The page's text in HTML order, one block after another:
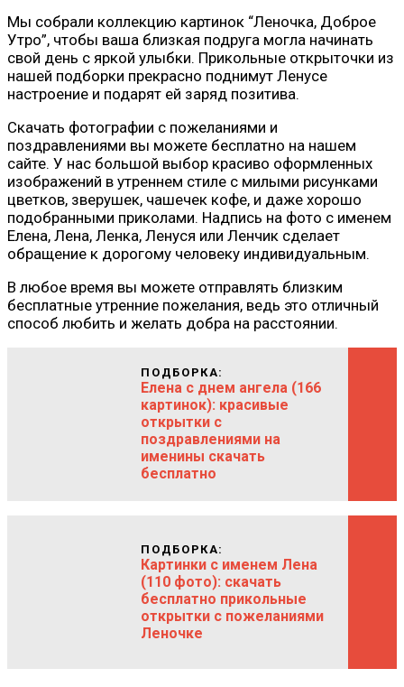
Мы собрали коллекцию картинок “Леночка, Доброе
Утро”, чтобы ваша близкая подруга могла начинать
свой день с яркой улыбки. Прикольные открыточки из
нашей подборки прекрасно поднимут Ленусе
настроение и подарят ей заряд позитива.
Скачать фотографии с пожеланиями и
поздравлениями вы можете бесплатно на нашем
сайте. У нас большой выбор красиво оформленных
изображений в утреннем стиле с милыми рисунками
цветков, зверушек, чашечек кофе, и даже хорошо
подобранными приколами. Надпись на фото с именем
Елена, Лена, Ленка, Ленуся или Ленчик сделает
обращение к дорогому человеку индивидуальным.
В любое время вы можете отправлять близким
бесплатные утренние пожелания, ведь это отличный
способ любить и желать добра на расстоянии.
ПОДБОРКА:
Елена с днем ангела (166
картинок): красивые
открытки с
поздравлениями на
именины скачать
бесплатно
ПОДБОРКА:
Картинки с именем Лена
(110 фото): скачать
бесплатно прикольные
открытки с пожеланиями
Леночке